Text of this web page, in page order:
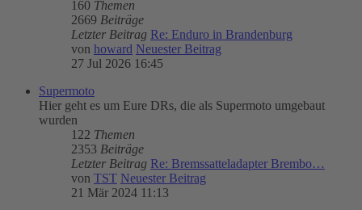
160 Themen
2669 Beiträge
Letzter Beitrag Re: Enduro in Brandenburg
von howard Neuester Beitrag
27 Jul 2026 16:45
Supermoto
Hier geht es um Eure DRs, die als Supermoto umgebaut
wurden
122 Themen
2353 Beiträge
Letzter Beitrag Re: Bremssatteladapter Brembo…
von TST Neuester Beitrag
21 Mär 2024 11:13